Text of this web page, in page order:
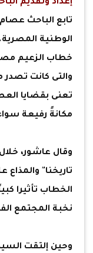
إعداد وتقديم
تابع الباحث
الوطنية
خطاب الزعيم
والتى كانت تصدر
تعنى بقضايا
مكانةً رفيعة
وقال عاشور،
تاريخنا"
الخطاب تأثيرا
نخبة المجتمع
وحين إلتقت